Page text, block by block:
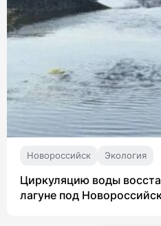
Новороссийск Экология
Циркуляцию воды
лагуне под